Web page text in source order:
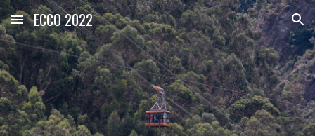
Skip to main content Skip to navigation
ECCO 2022